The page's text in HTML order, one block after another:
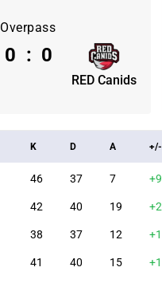
Overpass
RED Canids
0 : 0
K D A +/-
46 37 7 +9
42 40 19 +2
38 37 12 +1
41 40 15 +1